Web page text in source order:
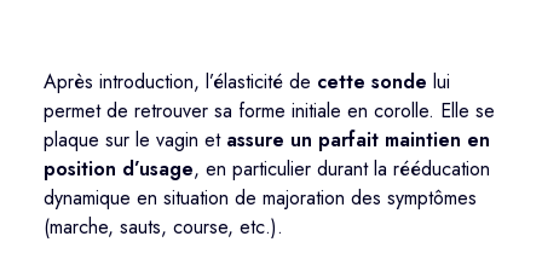
Après introduction, l’élasticité de cette sonde lui
permetde retrouver sa forme initiale en corolle. Elle se
plaque sur le vagin et assure un parfait maintien en
position d’usage, en particulier durant la rééducation
dynamique en situation de majoration des symptômes
(marche, sauts, course, etc.).